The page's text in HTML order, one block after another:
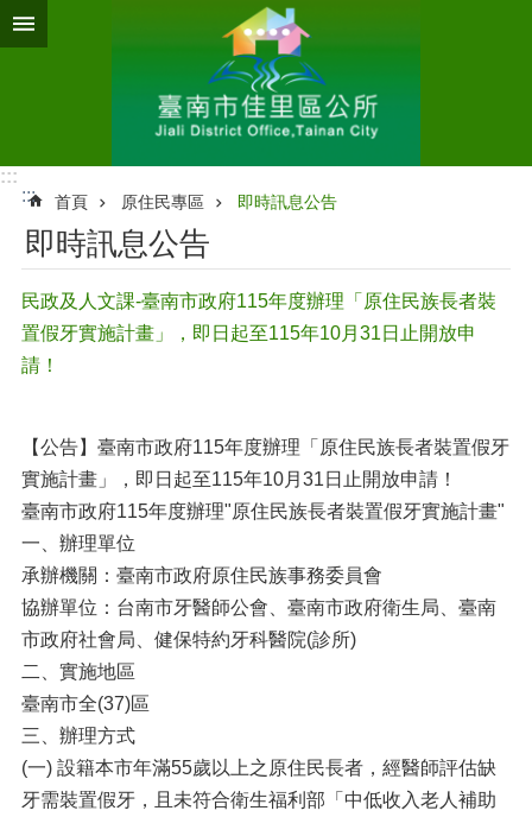
跳到主要內容區塊
:::
:::
首頁 原住民專區 即時訊息公告
即時訊息公告
民政及人文課-臺南市政府115年度辦理「原住民族長者裝
置假牙實施計畫」，即日起至115年10月31日止開放申
請！
【公告】臺南市政府115年度辦理「原住民族長者裝置假牙
實施計畫」，即日起至115年10月31日止開放申請！
臺南市政府115年度辦理"原住民族長者裝置假牙實施計畫"
一、辦理單位
承辦機關：臺南市政府原住民族事務委員會
協辦單位：台南市牙醫師公會、臺南市政府衛生局、臺南
市政府社會局、健保特約牙科醫院(診所)
二、實施地區
臺南市全(37)區
三、辦理方式
(一) 設籍本市年滿55歲以上之原住民長者，經醫師評估缺
牙需裝置假牙，且未符合衛生福利部「中低收入老人補助